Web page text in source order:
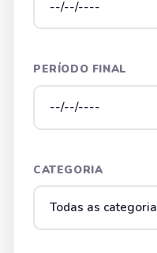
PERÍODO FINAL
CATEGORIA